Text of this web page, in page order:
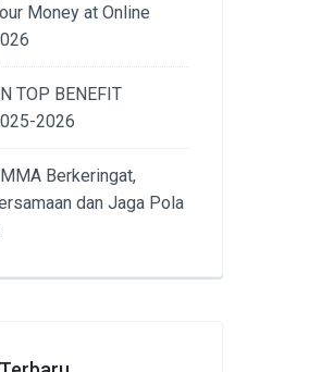
Money at Online
TOP BENEFIT
2026
Berkeringat,
dan Jaga Pola